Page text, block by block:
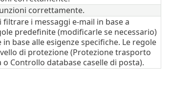
correttamente.
i messaggi e-mail in base a
predefinite (modificarle se necessario)
base alle esigenze specifiche. Le regole
di protezione (Protezione trasporto
Controllo database caselle di posta).